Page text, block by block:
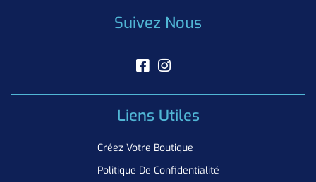
Suivez Nous
Liens Utiles
Créez Votre Boutique
Politique De Confidentialité